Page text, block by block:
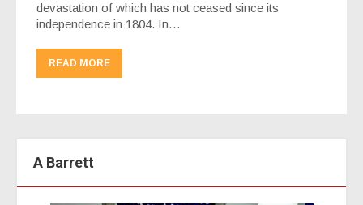
devastation of which has not ceased since its
independence in 1804. In…
READ MORE
A Barrett